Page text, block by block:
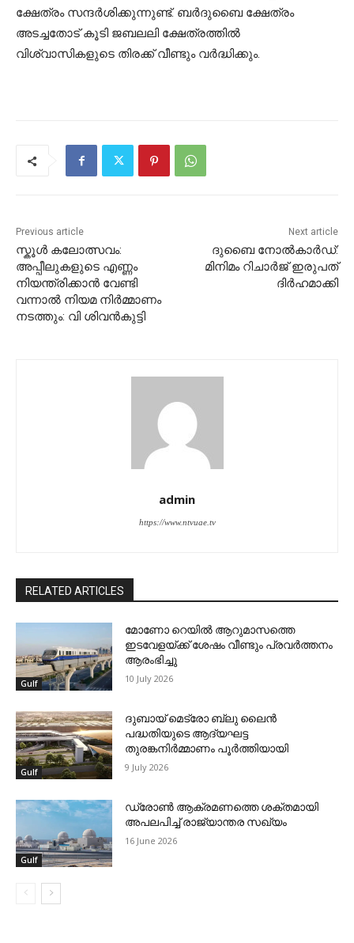
ക്ഷേത്രം സന്ദര്‍ശിക്കുന്നുണ്ട്. ബര്‍ദുബൈ ക്ഷേത്രം
അടച്ചതോട് കൂടി ജബലലി ക്ഷേത്രത്തില്‍
വിശ്വാസികളുടെ തിരക്ക് വീണ്ടും വര്‍ദ്ധിക്കും.
Previous article
സ്കൂൾ കലോത്സവം:
അപ്പീലുകളുടെ എണ്ണം
നിയന്ത്രിക്കാൻ വേണ്ടി
വന്നാൽ നിയമ നിർമ്മാണം
നടത്തും: വി ശിവൻകുട്ടി
Next article
ദുബൈ നോല്‍കാര്‍ഡ്:
മിനിമം റിചാര്‍ജ് ഇരുപത്
ദിര്‍ഹമാക്കി
admin
https://www.ntvuae.tv
RELATED ARTICLES
Gulf
മോണോ റെയില്‍ ആറുമാസത്തെ
ഇടവേളയ്ക്ക് ശേഷം വീണ്ടും പ്രവര്‍ത്തനം
ആരംഭിച്ചു
10 July 2026
Gulf
ദുബായ് മെട്രോ ബ്ലു ലൈന്‍
പദ്ധതിയുടെ ആദ്യഘട്ട
തുരങ്കനിര്‍മ്മാണം പൂര്‍ത്തിയായി
9 July 2026
Gulf
ഡ്രോണ്‍ ആക്രമണത്തെ ശക്തമായി
അപലപിച്ച് രാജ്യാന്തര സഖ്യം
16 June 2026